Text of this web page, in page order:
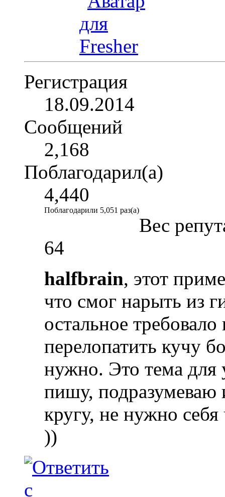
Регистрация
18.09.2014
Сообщений
2,168
Поблагодарил(а)
4,440
Поблагодарили 5,051 раз(а)
Вес
64
halfbrain, этот
что смог нарыть из
остальное
перелопатить кучу
нужно. Это тема для
пишу, подразумеваю
кругу, не нужно себя
))